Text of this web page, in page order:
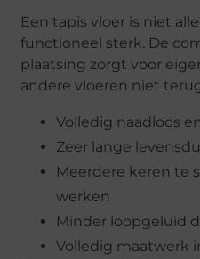
Een tapis vloer is niet
functioneel sterk. De
plaatsing zorgt voor
andere vloeren niet
Volledig naadloos
Zeer lange
Meerdere keren te
werken
Minder loopgeluid
Volledig maatwerk